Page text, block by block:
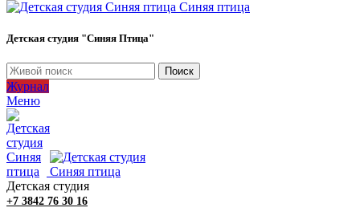
Детская студия "Синяя Птица"
Поиск
Журнал
Меню
Детская студия
+7 3842 76 30 16